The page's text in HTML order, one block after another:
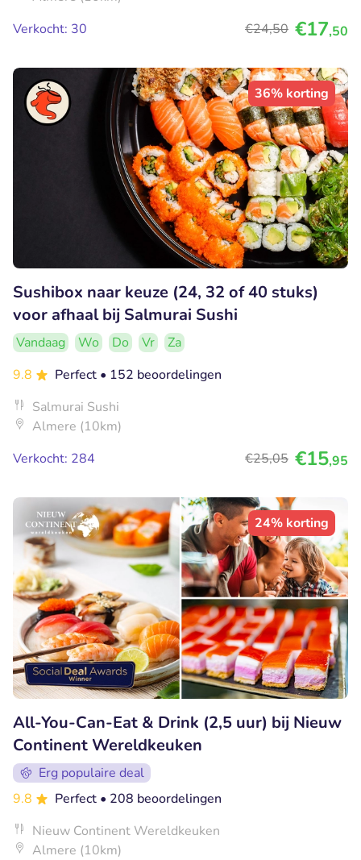
Verkocht: 30
€24,50 €17,50
36% korting
Sushibox naar keuze (24, 32 of 40 stuks)
voor afhaal bij Salmurai Sushi
Vandaag Wo Do Vr
Za
9.8
Perfect • 152 beoordelingen
Salmurai Sushi
Almere (10km)
Verkocht: 284
€25,05 €15,95
24% korting
All-You-Can-Eat & Drink (2,5 uur) bij Nieuw
Continent Wereldkeuken
Erg populaire deal
9.8
Perfect • 208 beoordelingen
Nieuw Continent Wereldkeuken
Almere (10km)